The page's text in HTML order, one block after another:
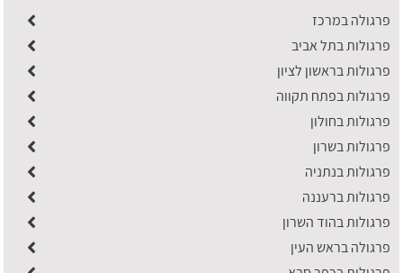
פרגולה במרכז
פרגולות בתל אביב
פרגולות בראשון לציון
פרגולות בפתח תקווה
פרגולות בחולון
פרגולות בשרון
פרגולות בנתניה
פרגולות ברעננה
​פרגולות בהוד השרון
פרגולה בראש העין